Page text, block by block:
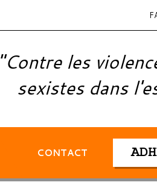
"Contre les
sexistes dans
CONTACT